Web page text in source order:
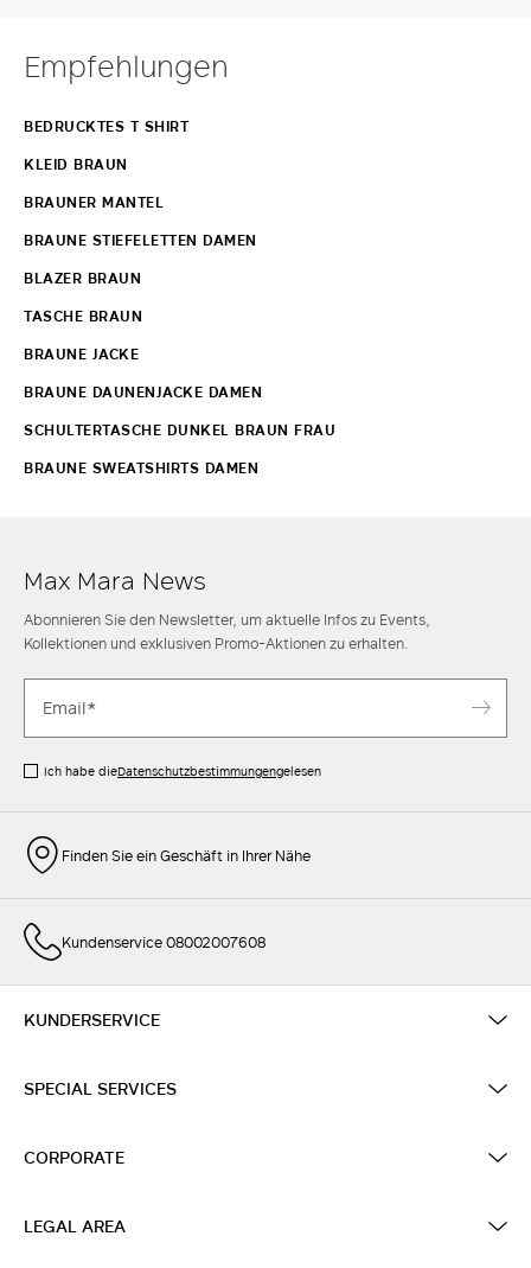
Empfehlungen
BEDRUCKTES T SHIRT
KLEID BRAUN
BRAUNER MANTEL
BRAUNE STIEFELETTEN DAMEN
BLAZER BRAUN
TASCHE BRAUN
BRAUNE JACKE
BRAUNE DAUNENJACKE DAMEN
SCHULTERTASCHE DUNKEL BRAUN FRAU
BRAUNE SWEATSHIRTS DAMEN
Max Mara News
Abonnieren Sie den Newsletter, um aktuelle Infos zu Events,
Kollektionen und exklusiven Promo-Aktionen zu erhalten.
Ich habe dieDatenschutzbestimmungengelesen
Finden Sie ein Geschäft in Ihrer Nähe
Kundenservice 08002007608
KUNDERSERVICE
SPECIAL SERVICES
CORPORATE
LEGAL AREA